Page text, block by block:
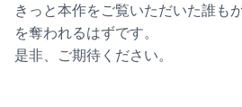
きっと本作をご覧いただいた誰も
を奪われるはずです。
是非、ご期待ください。